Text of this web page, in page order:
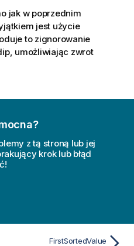
jak w poprzednim
jest użycie
to zignorowanie
, umożliwiając zwrot
z tą stroną lub jej
krok lub błąd
FirstSortedValue